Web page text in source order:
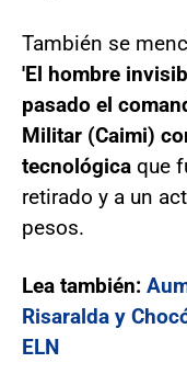
También se
'El hombre
pasado el
Militar (Caimi)
tecnológica que
retirado y a un
pesos.
Lea también:
Risaralda y
ELN